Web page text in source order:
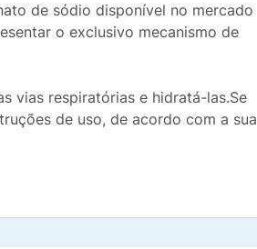
de sódio disponível no mercado
o exclusivo mecanismo de
vias respiratórias e hidratá-las.Se
de uso, de acordo com a sua